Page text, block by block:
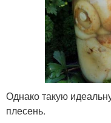
Однако такую
плесень.